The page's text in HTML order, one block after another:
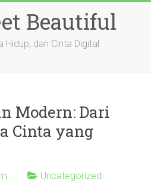
Beautiful
Hidup, dan Cinta Digital
Modern: Dari
Cinta yang
Uncategorized